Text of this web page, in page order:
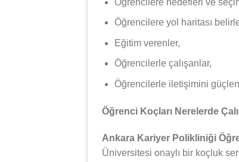
Öğrencilere yol haritası
Eğitim verenler,
Öğrencilerle çalışanlar,
Öğrencilerle iletişimini
Öğrenci Koçları Nerelerde
Ankara Kariyer Polikliniği
Üniversitesi onaylı bir koçluk